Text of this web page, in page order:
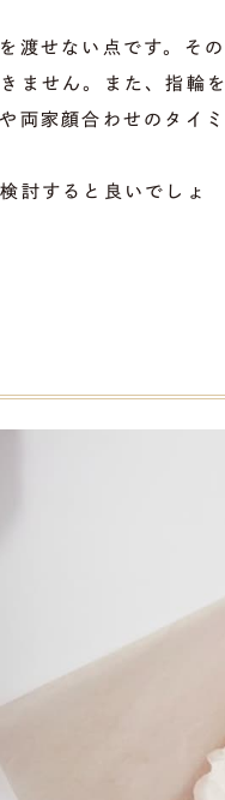
渡せない点です。その
ません。また、指輪を
両家顔合わせのタイミ
討すると良いでしょ